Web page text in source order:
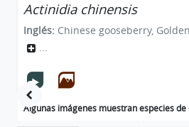
Actinidia chinensis
Inglés: Chinese gooseberry,
...
Algunas imágenes muestran especies